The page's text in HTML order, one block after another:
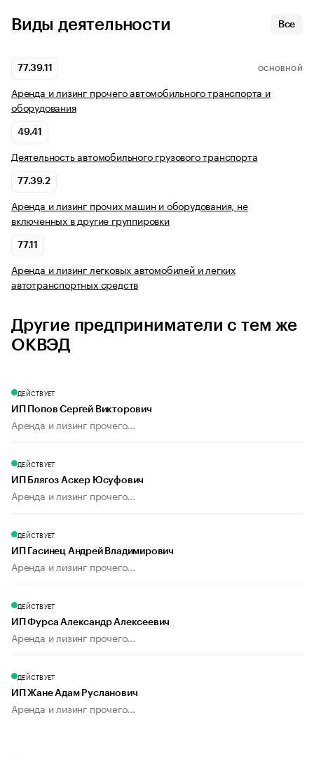
Виды деятельности Все
77.39.11 ОСНОВНОЙ
Аренда и лизинг прочего автомобильного транспорта и
оборудования
49.41
Деятельность автомобильного грузового транспорта
77.39.2
Аренда и лизинг прочих машин и оборудования, не
включенных в другие группировки
77.11
Аренда и лизинг легковых автомобилей и легких
автотранспортных средств
Другие предприниматели с тем же
ОКВЭД
ДЕЙСТВУЕТ
ИП Попов Сергей Викторович
Аренда и лизинг прочего...
ДЕЙСТВУЕТ
ИП Блягоз Аскер Юсуфович
Аренда и лизинг прочего...
ДЕЙСТВУЕТ
ИП Гасинец Андрей Владимирович
Аренда и лизинг прочего...
ДЕЙСТВУЕТ
ИП Фурса Александр Алексеевич
Аренда и лизинг прочего...
ДЕЙСТВУЕТ
ИП Жане Адам Русланович
Аренда и лизинг прочего...